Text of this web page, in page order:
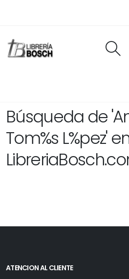
Búsqueda de
Tom%s L%pez'
ATENCION AL CLIENTE